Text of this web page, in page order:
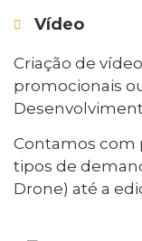
Vídeo
Criação de
promocionais
Contamos com
tipos de
Drone) até a